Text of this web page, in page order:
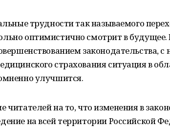
трудности так называемого
оптимистично смотрит в будущее.
законодательства,
страхования ситуация в
улучшится.
на то, что изменения в
на всей территории Российской